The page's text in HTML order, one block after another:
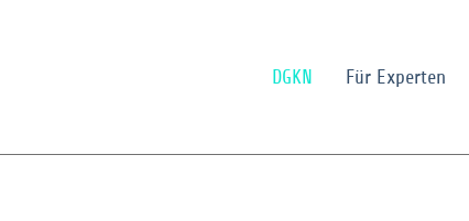
DGKN Für Experten